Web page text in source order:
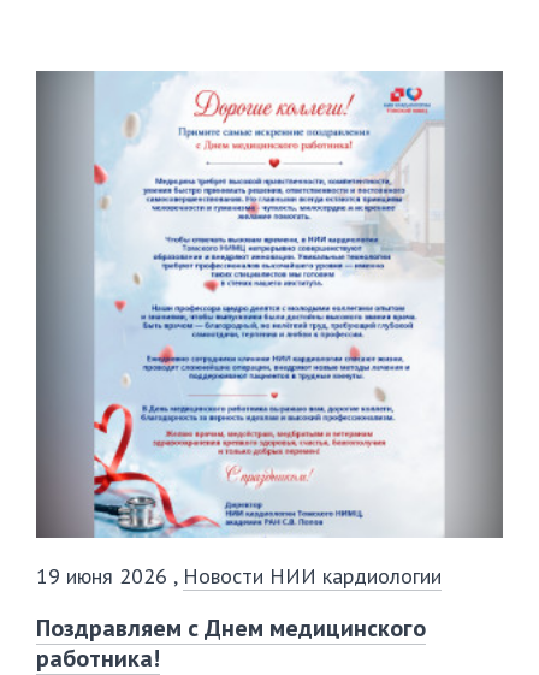
19 июня 2026 , Новости НИИ кардиологии
Поздравляем с Днем медицинского
работника!